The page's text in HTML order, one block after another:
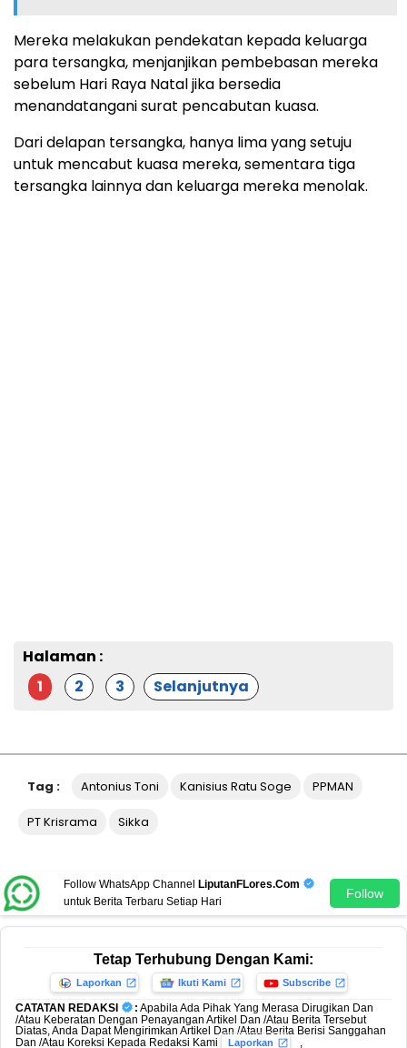
Mereka melakukan pendekatan kepada keluarga
para tersangka, menjanjikan pembebasan mereka
sebelum Hari Raya Natal jika bersedia
menandatangani surat pencabutan kuasa.
Dari delapan tersangka, hanya lima yang setuju
untuk mencabut kuasa mereka, sementara tiga
tersangka lainnya dan keluarga mereka menolak.
Halaman :
1
2 3 Selanjutnya
Tag : Antonius Toni Kanisius Ratu Soge PPMAN
PT Krisrama Sikka
Follow WhatsApp Channel
LiputanFLores.Com
untuk Berita Terbaru Setiap Hari
Follow
Tetap Terhubung Dengan Kami:
Laporkan Ikuti Kami Subscribe
CATATAN REDAKSI : Apabila Ada Pihak Yang Merasa Dirugikan Dan
/Atau Keberatan Dengan Penayangan Artikel Dan /Atau Berita Tersebut
Diatas, Anda Dapat Mengirimkan Artikel Dan /Atau Berita Berisi Sanggahan
Dan /Atau Koreksi Kepada Redaksi Kami
Laporkan
,